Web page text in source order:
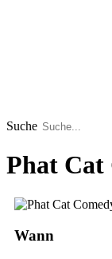
Suche
Phat Cat
Wann